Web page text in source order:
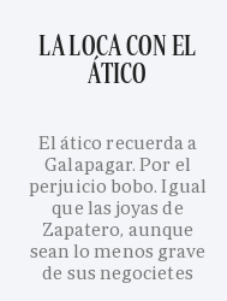
LA LOCA CON EL
ÁTICO
El ático recuerda a
Galapagar. Por el
perjuicio bobo. Igual
que las joyas de
Zapatero, aunque
sean lo menos grave
de sus negocietes